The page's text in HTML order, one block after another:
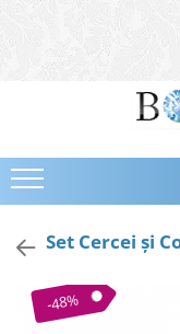
Bijuterii
Cercei
Bratari
Coliere
Brose
Tiare
Set Cercei şi
-48%